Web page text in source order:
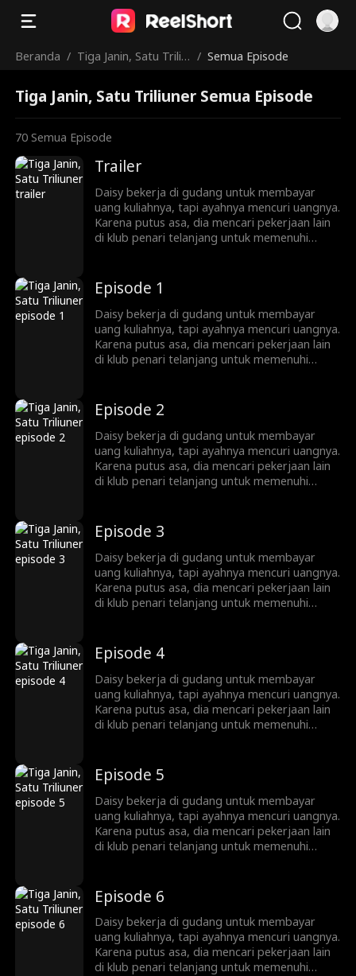
Beranda / Tiga Janin, Satu Triliu
/ Semua Episode
Tiga Janin, Satu Triliuner Semua Episode
70 Semua Episode
Trailer
Daisy bekerja di gudang untuk membayar
uang kuliahnya, tapi ayahnya mencuri uangnya.
Karena putus asa, dia mencari pekerjaan lain
di klub penari telanjang untuk memenuhi
triliuner. Tak lama kemudian, Daisy
mengetahui bahwa dia hamil kembar tiga.
Episode 1
Daisy bekerja di gudang untuk membayar
uang kuliahnya, tapi ayahnya mencuri uangnya.
Karena putus asa, dia mencari pekerjaan lain
di klub penari telanjang untuk memenuhi
triliuner. Tak lama kemudian, Daisy
mengetahui bahwa dia hamil kembar tiga.
Episode 2
Daisy bekerja di gudang untuk membayar
uang kuliahnya, tapi ayahnya mencuri uangnya.
Karena putus asa, dia mencari pekerjaan lain
di klub penari telanjang untuk memenuhi
triliuner. Tak lama kemudian, Daisy
mengetahui bahwa dia hamil kembar tiga.
Episode 3
Daisy bekerja di gudang untuk membayar
uang kuliahnya, tapi ayahnya mencuri uangnya.
Karena putus asa, dia mencari pekerjaan lain
di klub penari telanjang untuk memenuhi
triliuner. Tak lama kemudian, Daisy
mengetahui bahwa dia hamil kembar tiga.
Episode 4
Daisy bekerja di gudang untuk membayar
uang kuliahnya, tapi ayahnya mencuri uangnya.
Karena putus asa, dia mencari pekerjaan lain
di klub penari telanjang untuk memenuhi
triliuner. Tak lama kemudian, Daisy
mengetahui bahwa dia hamil kembar tiga.
Episode 5
Daisy bekerja di gudang untuk membayar
uang kuliahnya, tapi ayahnya mencuri uangnya.
Karena putus asa, dia mencari pekerjaan lain
di klub penari telanjang untuk memenuhi
triliuner. Tak lama kemudian, Daisy
mengetahui bahwa dia hamil kembar tiga.
Episode 6
Daisy bekerja di gudang untuk membayar
uang kuliahnya, tapi ayahnya mencuri uangnya.
Karena putus asa, dia mencari pekerjaan lain
di klub penari telanjang untuk memenuhi